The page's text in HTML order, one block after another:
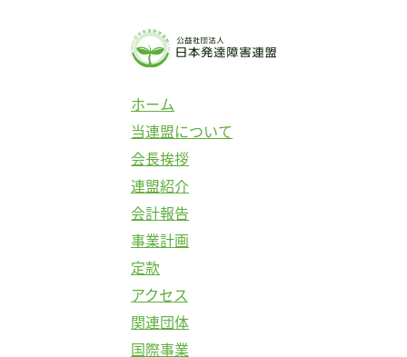
ホーム
当連盟について
会長挨拶
連盟紹介
会計報告
事業計画
定款
アクセス
関連団体
国際事業